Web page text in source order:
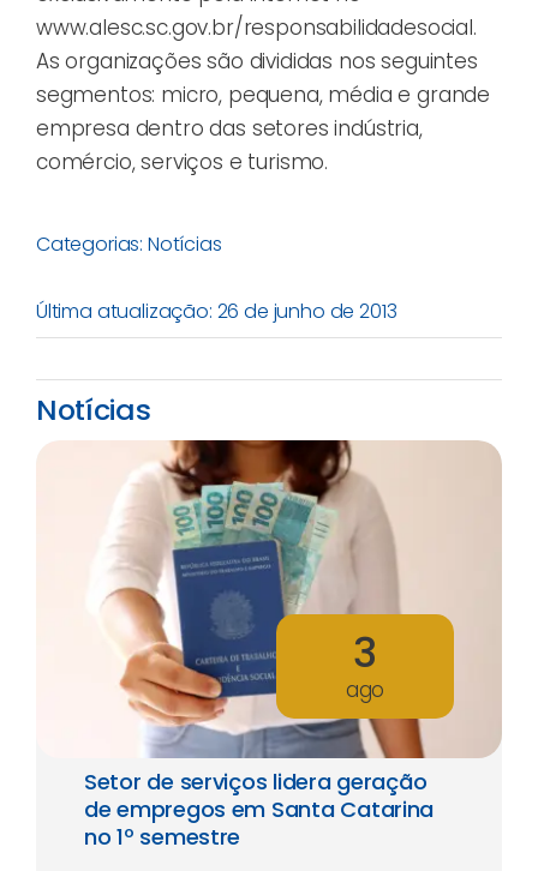
www.alesc.sc.gov.br/responsabilidadesocial.
As organizações são divididas nos seguintes
segmentos: micro, pequena, média e grande
empresa dentro das setores indústria,
comércio, serviços e turismo.
Categorias: Notícias
Última atualização: 26 de junho de 2013
Notícias
3
ago
Setor de serviços lidera geração
de empregos em Santa Catarina
no 1º semestre